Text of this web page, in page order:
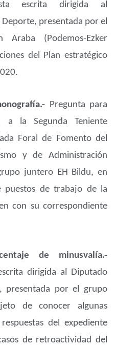
escrita dirigida al
presentada por el
(Podemos-Ezker
del Plan estratégico
Pregunta para
a la Segunda Teniente
Foral de Fomento del
y de Administración
juntero EH Bildu, en
puestos de trabajo de la
con su correspondiente
de minusvalía.-
dirigida al Diputado
presentada por el grupo
de conocer algunas
del expediente
de retroactividad del